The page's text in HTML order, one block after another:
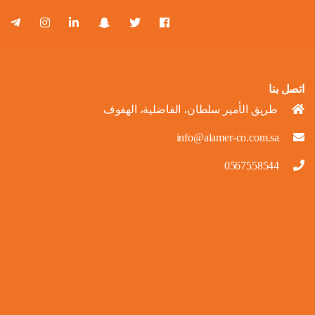
اتصل بنا
طريق الأمير سلطان، الفاضلية، الهفوف
info@alamer-co.com.sa
0567558544